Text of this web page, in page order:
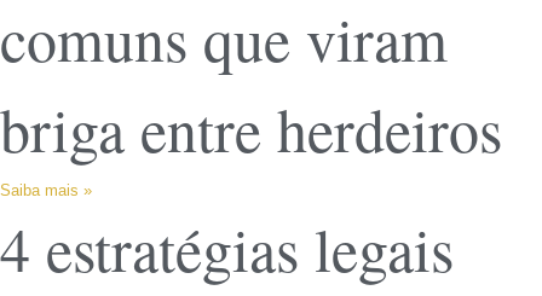
comuns que viram
briga entre herdeiros
Saiba mais »
4 estratégias legais